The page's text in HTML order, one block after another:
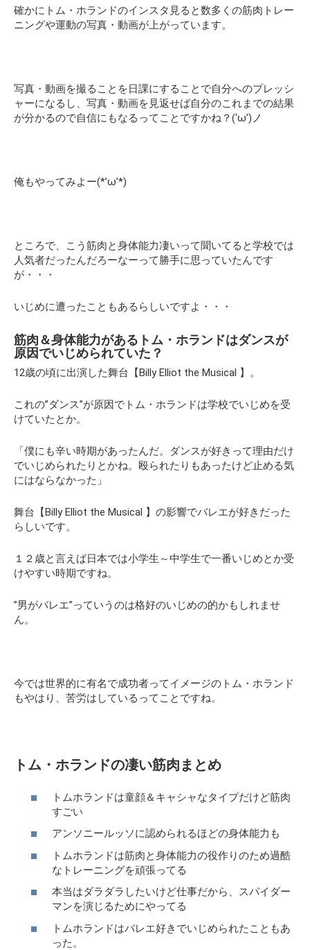
確かにトム・ホランドのインスタ見ると数多くの筋肉トレー
ニングや運動の写真・動画が上がっています。
写真・動画を撮ることを日課にすることで自分へのプレッシ
ャーになるし、写真・動画を見返せば自分のこれまでの結果
が分かるので自信にもなるってことですかね？(‘ω’)ノ
俺もやってみよー(*’ω’*)
ところで、こう筋肉と身体能力凄いって聞いてると学校では
人気者だったんだろーなーって勝手に思っていたんです
が・・・
いじめに遭ったこともあるらしいですよ・・・
筋肉＆身体能力があるトム・ホランドはダンスが
原因でいじめられていた？
12歳の頃に出演した舞台【Billy Elliot the Musical 】。
これの”ダンス”が原因でトム・ホランドは学校でいじめを受
けていたとか。
「僕にも辛い時期があったんだ。ダンスが好きって理由だけ
でいじめられたりとかね。殴られたりもあったけど止める気
にはならなかった」
舞台【Billy Elliot the Musical 】の影響でバレエが好きだった
らしいです。
１２歳と言えば日本では小学生～中学生で一番いじめとか受
けやすい時期ですね。
”男がバレエ”っていうのは格好のいじめの的かもしれませ
ん。
今では世界的に有名で成功者ってイメージのトム・ホランド
もやはり、苦労はしているってことですね。
トム・ホランドの凄い筋肉まとめ
トムホランドは童顔＆キャシャなタイプだけど筋肉
すごい
アンソニールッソに認められるほどの身体能力も
トムホランドは筋肉と身体能力の役作りのため過酷
なトレーニングを頑張ってる
本当はダラダラしたいけど仕事だから、スパイダー
マンを演じるためにやってる
トムホランドはバレエ好きでいじめられたこともあ
った。